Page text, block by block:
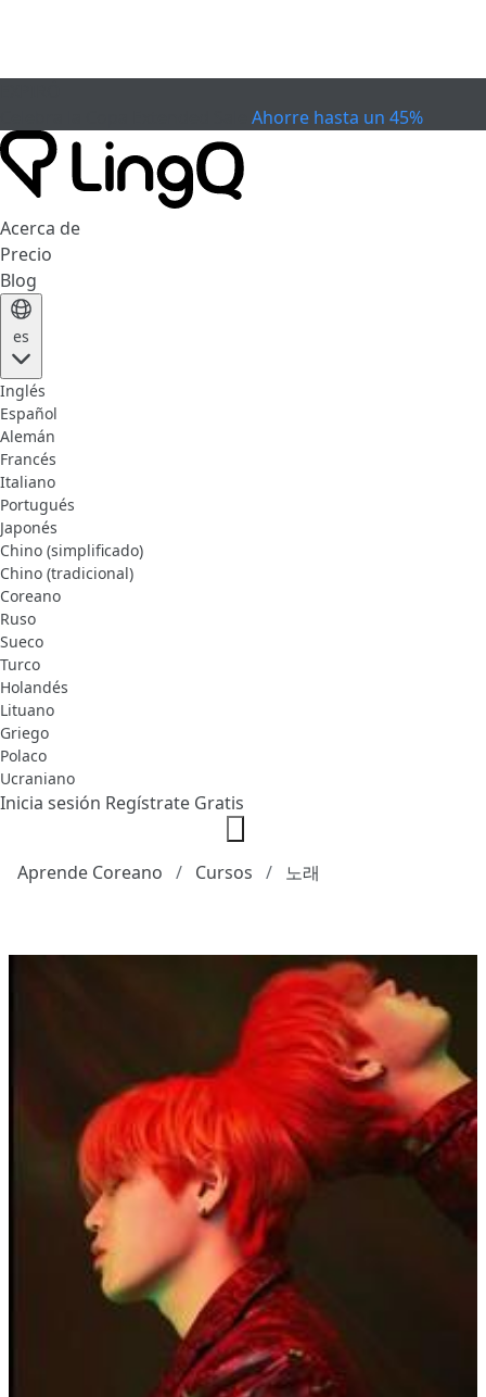
Ahorre hasta un 45%
Acerca de
Precio
Blog
es
Inglés
Español
Alemán
Francés
Italiano
Portugués
Japonés
Chino (simplificado)
Chino (tradicional)
Coreano
Ruso
Sueco
Turco
Holandés
Lituano
Griego
Polaco
Ucraniano
Inicia sesión Regístrate Gratis
Aprende Coreano Cursos 노래